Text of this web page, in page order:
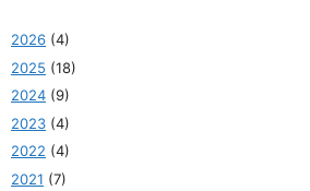
2026 (4)
2025 (18)
2024 (9)
2023 (4)
2022 (4)
2021 (7)